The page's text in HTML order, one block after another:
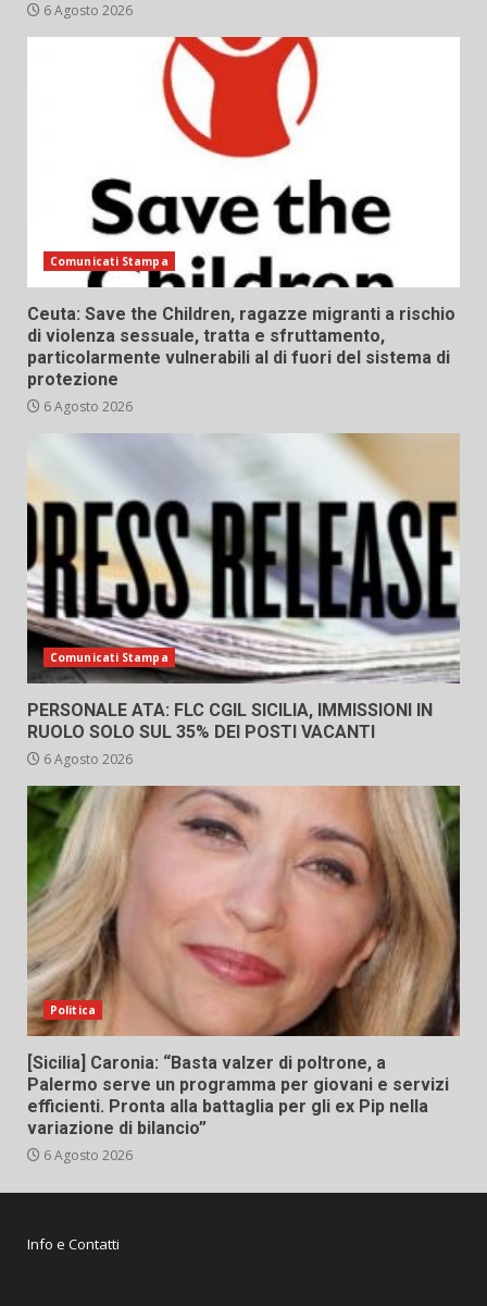
6 Agosto 2026
Comunicati Stampa
Ceuta: Save the Children, ragazze migranti a rischio
di violenza sessuale, tratta e sfruttamento,
particolarmente vulnerabili al di fuori del sistema di
protezione
6 Agosto 2026
Comunicati Stampa
PERSONALE ATA: FLC CGIL SICILIA, IMMISSIONI IN
RUOLO SOLO SUL 35% DEI POSTI VACANTI
6 Agosto 2026
Politica
[Sicilia] Caronia: “Basta valzer di poltrone, a
Palermo serve un programma per giovani e servizi
efficienti. Pronta alla battaglia per gli ex Pip nella
variazione di bilancio”
6 Agosto 2026
Info e Contatti